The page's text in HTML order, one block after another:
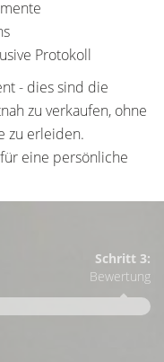
Protokoll
- dies sind die
zu verkaufen, ohne
zu erleiden.
eine persönliche
Schritt 3:
Bewertung